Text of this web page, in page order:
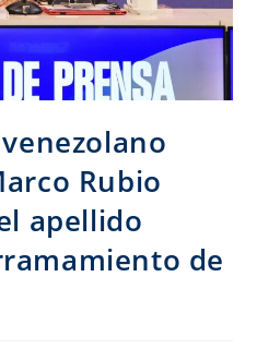
Rubio
apellido
de